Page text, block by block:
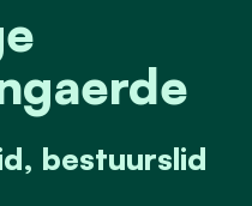
bestuurslid